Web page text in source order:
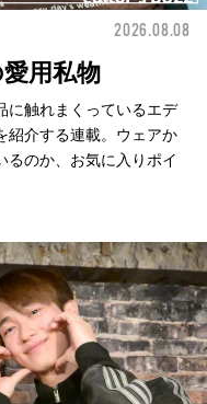
2026.08.08
用私物
に触れまくっているエデ
紹介する連載。ウェアか
るのか、お気に入りポイ